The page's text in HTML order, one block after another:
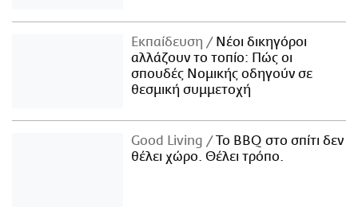
Εκπαίδευση
Νέοι δικηγόροι
αλλάζουν το τοπίο: Πώς οι
σπουδές Νομικής οδηγούν σε
θεσμική συμμετοχή
Good Living
Το BBQ στο σπίτι δεν
θέλει χώρο. Θέλει τρόπο.